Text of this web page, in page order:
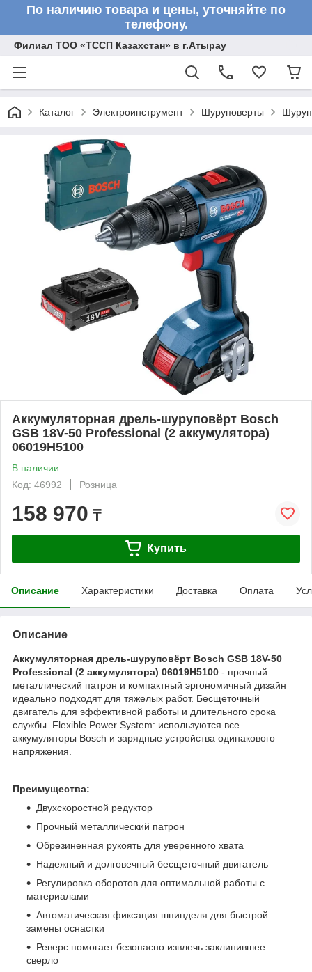
По наличию товара и цены, уточняйте по
телефону.
Филиал ТОО «ТССП Казахстан» в г.Атырау
Каталог Электроинструмент Шуруповерты
Аккумуляторная дрель-шуруповёрт Bosch
GSB 18V-50 Professional (2 аккумулятора)
06019H5100
В наличии
Код: 46992
Розница
158 970 ₸
Купить
Описание Характеристики Доставка Оплата
Описание
Аккумуляторная дрель-шуруповёрт Bosch GSB 18V-50
Professional (2 аккумулятора) 06019H5100 - прочный
металлический патрон и компактный эргономичный дизайн
идеально подходят для тяжелых работ. Бесщеточный
двигатель для эффективной работы и длительного срока
службы. Flexible Power System: используются все
аккумуляторы Bosch и зарядные устройства одинакового
напряжения.
Преимущества:
Двухскоростной редуктор
Прочный металлический патрон
Обрезиненная рукоять для уверенного хвата
Надежный и долговечный бесщеточный двигатель
Регулировка оборотов для оптимальной работы с
материалами
Автоматическая фиксация шпинделя для быстрой
замены оснастки
Реверс помогает безопасно извлечь заклинившее
сверло